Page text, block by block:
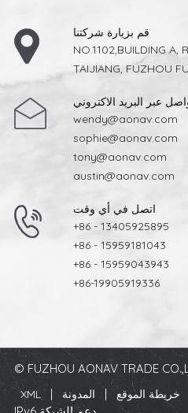
قم بزيارة شركتنا
NO.1102,BUILDING A,
TAIJIANG, FUZHOU
عبر البريد الاكتروني
wendy@aonav.com
sophie@aonav.com
tony@aonav.com
austin@aonav.com
اتصل في أي وقت
+86 - 13405925895
+86 - 15959181043
+86 - 15959043943
+86-19905919336
XML | المدونة | خريطة الموقع